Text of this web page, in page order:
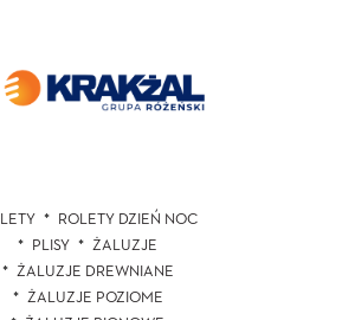
ROLETY DZIEŃ NOC
PLISY
ŻALUZJE
ŻALUZJE DREWNIANE
ŻALUZJE POZIOME